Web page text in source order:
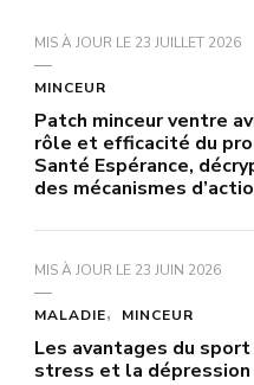
MIS À JOUR LE 23 JUILLET 2026
MINCEUR
Patch minceur ventre
rôle et efficacité du
Santé Espérance,
des mécanismes
MIS À JOUR LE 23 JUIN 2026
MALADIE MINCEUR
Les avantages du
stress et la dépression